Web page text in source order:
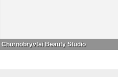
Chornobryvtsi Beauty Studio